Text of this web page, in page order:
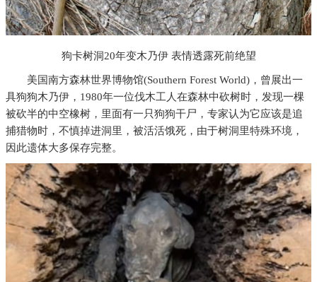
狗卡树洞20年变木乃伊 表情透露死前绝望
美国南方森林世界博物馆(Southern Forest World)，曾展出一
具狗狗木乃伊，1980年一位伐木工人在森林中砍树时，发现一棵
被砍半的中空橡树，里面有一只狗狗干尸，专家认为它应该是追
捕猎物时，不慎掉进洞里，被活活饿死，由于树洞里特殊环境，
因此遗体大多保存完整。